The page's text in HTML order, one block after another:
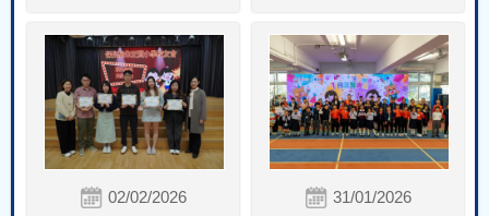
02/02/2026 31/01/2026